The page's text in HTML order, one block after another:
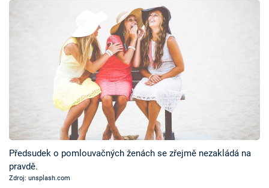
TV Program
Časopis
Sledujte prima+
Předsudek o pomlouvačných ženách se zřejmě nezakládá na
pravdě.
Zdroj: unsplash.com